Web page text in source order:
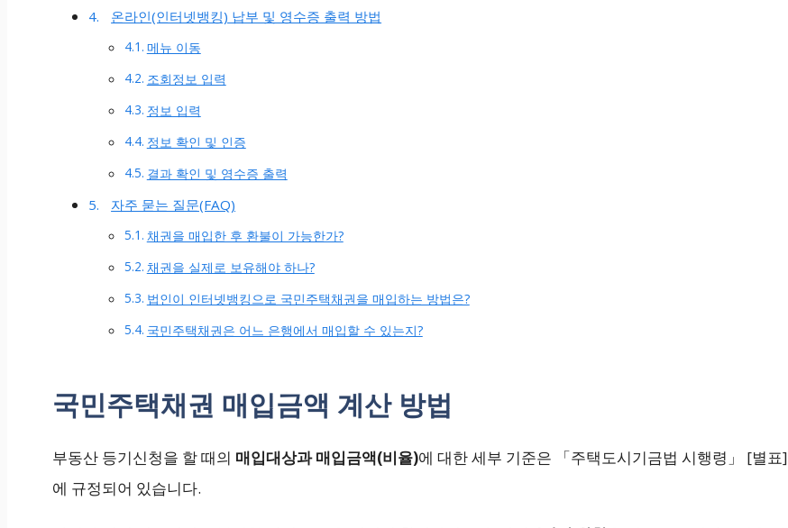
온라인(인터넷뱅킹) 납부 및 영수증 출력 방법
메뉴 이동
조회정보 입력
정보 입력
정보 확인 및 인증
결과 확인 및 영수증 출력
자주 묻는 질문(FAQ)
채권을 매입한 후 환불이 가능한가?
채권을 실제로 보유해야 하나?
법인이 인터넷뱅킹으로 국민주택채권을 매입하는 방법은?
국민주택채권은 어느 은행에서 매입할 수 있는지?
국민주택채권 매입금액 계산 방법
부동산 등기신청을 할 때의 매입대상과 매입금액(비율)에 대한 세부 기준은 「주택도시기금법 시행령」 [별표]
에 규정되어 있습니다.